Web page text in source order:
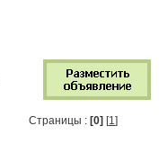
Страницы : [0] [1]